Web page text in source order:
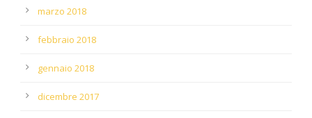
marzo 2018
febbraio 2018
gennaio 2018
dicembre 2017